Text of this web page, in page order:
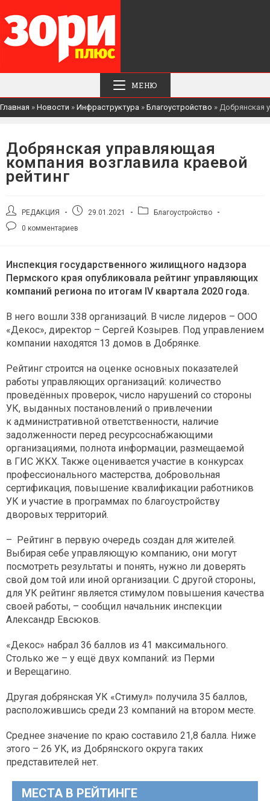
МЕНЮ
Главная » Новости » Инфраструктура » Благоустройство » Добрянская
Добрянская управляющая
компания возглавила краевой
рейтинг
Автор
записи:
РЕДАКЦИЯ
Запись29.01.2021
РубрикаБлагоустройство
Комментарии
0 комментариев
Инспекция государственного жилищного надзора
Пермского края опубликовала рейтинг управляющих
компаний региона по итогам IV квартала 2020 года.
В него вошли 338 организаций. В числе лидеров – ООО
«Декос», директор – Сергей Козырев. Под управлением
компании находятся 13 домов в Добрянке.
Рейтинг строится на оценке основных показателей
работы управляющих организаций: количество
проведённых проверок, число нарушений со стороны
УК, выданных постановлений о привлечении
к административной ответственности, наличие
задолженности перед ресурсоснабжающими
организациями, полнота информации, размещаемой
в ГИС ЖКХ. Также оценивается участие в конкурсах
профессионального мастерства, добровольная
сертификация, повышение квалификации работников
УК и участие в программах по благоустройству
дворовых территорий.
– Рейтинг в первую очередь создан для жителей.
Выбирая себе управляющую компанию, они могут
посмотреть результаты и понять, нужно ли доверять
свой дом той или иной организации. С другой стороны,
для УК рейтинг является стимулом повышения качества
своей работы, – сообщил начальник инспекции
Александр Евсюков.
«Декос» набрал 36 баллов из 41 максимального.
Столько же – у ещё двух компаний: из Перми
и Верещагино.
Другая добрянская УК «Стимул» получила 35 баллов,
расположившись среди 23 компаний на втором месте.
Среднее значение по краю составило 21,8 балла. Ниже
этого – 26 УК, из Добрянского округа таких
представителей нет.
МЕСТА В РЕЙТИНГЕ